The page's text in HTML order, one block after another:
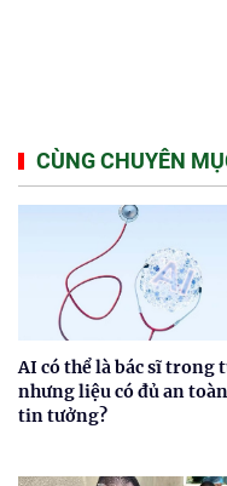
CÙNG CHUYÊN
AI có thể là bác sĩ trong
nhưng liệu có đủ an
tin tưởng?